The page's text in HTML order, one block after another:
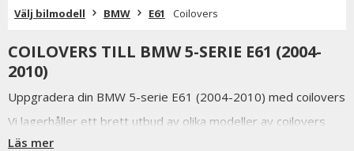
Välj bilmodell BMW E61 Coilovers
COILOVERS TILL BMW 5-SERIE E61 (2004-
2010)
Uppgradera din BMW 5-serie E61 (2004-2010) med coilovers
Vi lagerhåller ett brett utbud av olika modeller av coilovers
från välkända varumärken så som Mr Tuning, Shock Racing,
Läs mer